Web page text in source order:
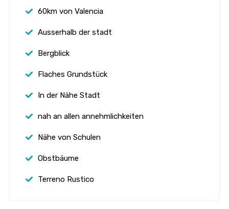
60km von Valencia
Ausserhalb der stadt
Bergblick
Flaches Grundstück
In der Nähe Stadt
nah an allen annehmlichkeiten
Nähe von Schulen
Obstbäume
Terreno Rustico